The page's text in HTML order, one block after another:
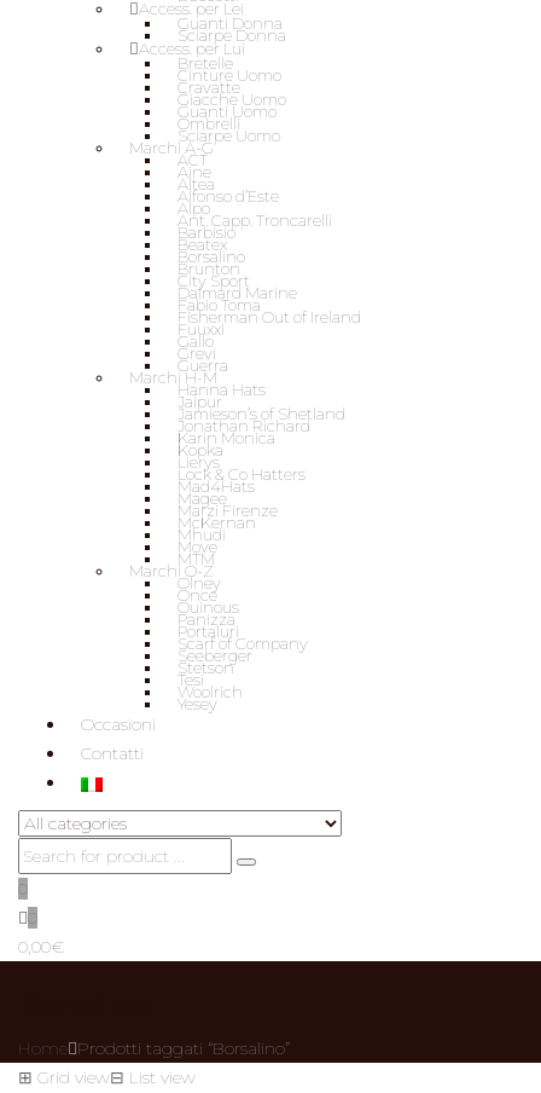
Access. per Lei
Guanti Donna
Sciarpe Donna
Access. per Lui
Bretelle
Cinture Uomo
Cravatte
Giacche Uomo
Guanti Uomo
Ombrelli
Sciarpe Uomo
Marchi A-G
ACT
Aine
Altea
Alfonso d’Este
Alpo
Ant. Capp. Troncarelli
Barbisio
Beatex
Borsalino
Brunton
City Sport
Dalmard Marine
Fabio Toma
Fisherman Out of Ireland
Fuuxxi
Gallo
Grevi
Guerra
Marchi H-M
Hanna Hats
Jaipur
Jamieson’s of Shetland
Jonathan Richard
Karin Monica
Kopka
Lierys
Lock & Co Hatters
Mad4Hats
Magee
Marzi Firenze
McKernan
Mhudi
Move
MTM
Marchi O-Z
Olney
Once
Ouinous
Panizza
Portaluri
Scarf of Company
Seeberger
Stetson
Tesi
Woolrich
Yesey
Occasioni
Contatti
0,00€
Home Prodotti taggati “Borsalino”
⊞ Grid view⊟ List view